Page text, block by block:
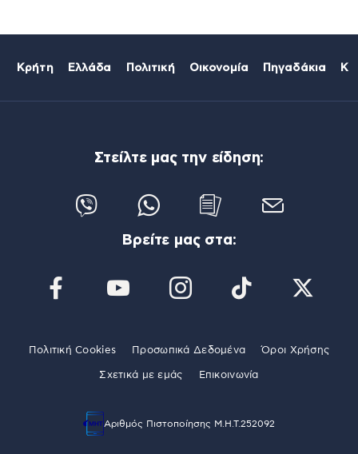
Κρήτη Ελλάδα Πολιτική Οικονομία Πηγαδάκια
Στείλτε μας την είδηση:
Βρείτε μας στα:
Πολιτική Cookies Προσωπικά Δεδομένα Όροι Χρήσης
Σχετικά με εμάς Επικοινωνία
Αριθμός Πιστοποίησης Μ.Η.Τ.252092